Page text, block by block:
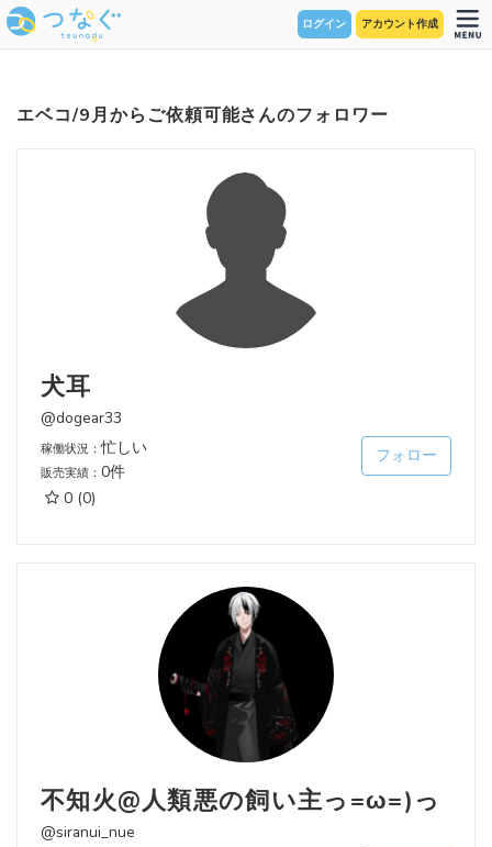
ログイン アカウント作成
エベコ/9月からご依頼可能さんのフォロワー
犬耳
@dogear33
稼働状況：忙しい
販売実績： 0件
0 (0)
フォロー
不知火@人類悪の飼い主っ=ω=)っ
@siranui_nue